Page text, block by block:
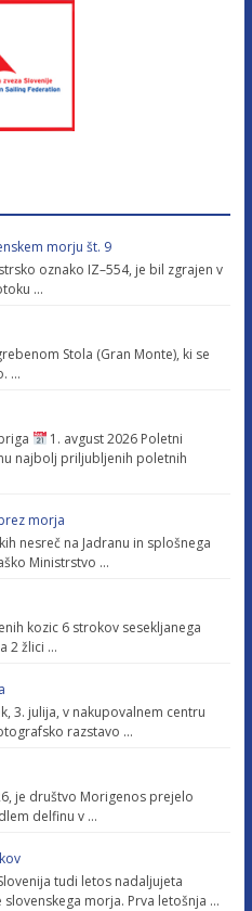
morju št. 9
oznako IZ–554, je bil zgrajen v
…
Stola (Gran Monte), ki se
…
1. avgust 2026 Poletni
najbolj priljubljenih poletnih
morja
nesreč na Jadranu in splošnega
Ministrstvo …
kozic 6 strokov sesekljanega
2 žlici …
3. julija, v nakupovalnem centru
razstavo …
je društvo Morigenos prejelo
delfinu v …
tudi letos nadaljujeta
morja. Prva letošnja …